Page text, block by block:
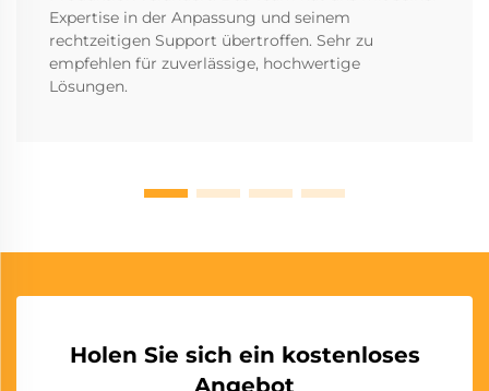
Expertise in der Anpassung und seinem
rechtzeitigen Support übertroffen. Sehr zu
empfehlen für zuverlässige, hochwertige
Lösungen.
Holen Sie sich ein kostenloses